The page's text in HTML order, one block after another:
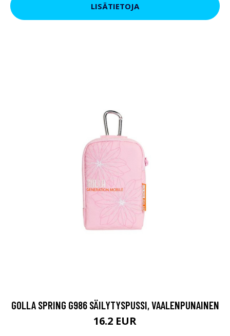
LISÄTIETOJA
GOLLA SPRING G986 SÄILYTYSPUSSI, VAALENPUNAINEN
16.2 EUR